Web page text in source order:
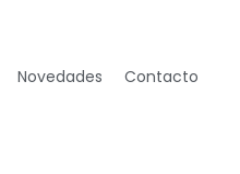
Novedades Contacto